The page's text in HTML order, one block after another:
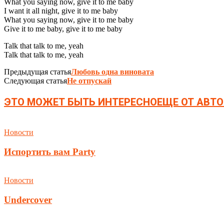
I want it all night, give it to me baby
What you saying now, give it to me baby
Give it to me baby, give it to me baby
Talk that talk to me, yeah
Talk that talk to me, yeah
Предыдущая статьяЛюбовь одна виновата
Следующая статьяНе отпускай
ЭТО МОЖЕТ БЫТЬ ИНТЕРЕСНОЕЩЕ ОТ
Новости
Испортить вам Party
Новости
Undercover